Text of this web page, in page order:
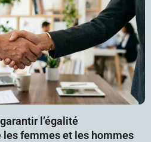
l’égalité
femmes et les hommes